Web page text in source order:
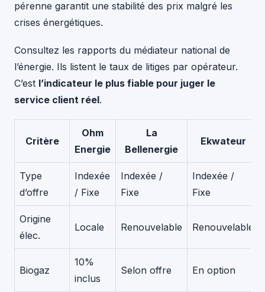
pérenne garantit une stabilité des prix malgré les
crises énergétiques.
Consultez les rapports du médiateur national de
l’énergie. Ils listent le taux de litiges par opérateur.
C’est l’indicateur le plus fiable pour juger le
service client réel.
Critère
Ohm
Energie
La
Bellenergie
Ekwateur
Type
d’offre
Indexée
/ Fixe
Indexée /
Fixe
Indexée /
Fixe
Origine
élec.
Locale Renouvelable Renouvelable
Biogaz
10%
inclus
Selon offre En option